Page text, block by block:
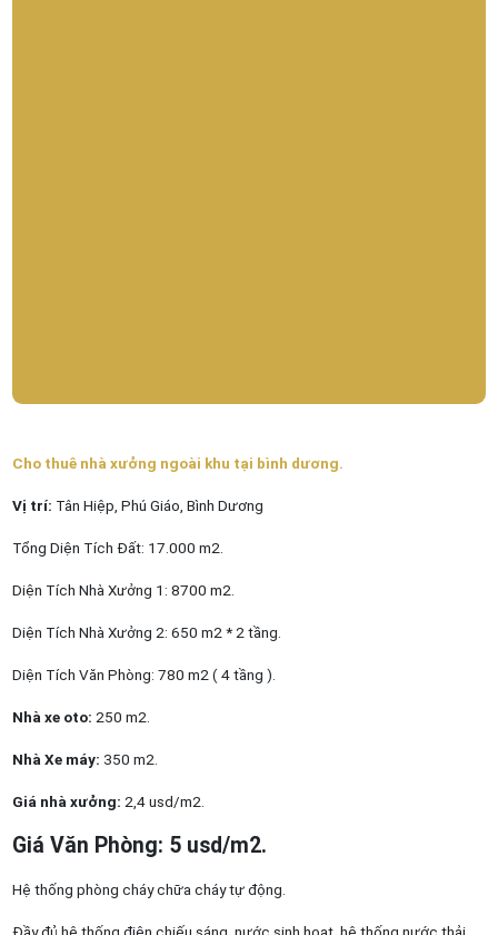
Cho thuê nhà xưởng ngoài khu tại bình dương.
Vị trí: Tân Hiệp, Phú Giáo, Bình Dương
Tổng Diện Tích Đất: 17.000 m2.
Diện Tích Nhà Xưởng 1: 8700 m2.
Diện Tích Nhà Xưởng 2: 650 m2 * 2 tầng.
Diện Tích Văn Phòng: 780 m2 ( 4 tầng ).
Nhà xe oto: 250 m2.
Nhà Xe máy: 350 m2.
Giá nhà xưởng: 2,4 usd/m2.
Giá Văn Phòng: 5 usd/m2.
Hệ thống phòng cháy chữa cháy tự động.